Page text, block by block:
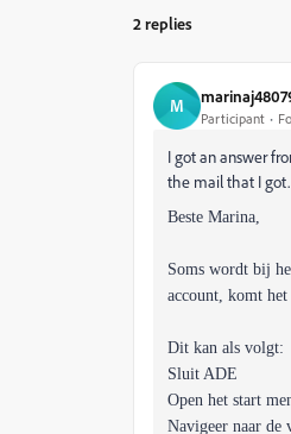
2 replies
M
Participant
I got an answer
the mail that I got.
Beste Marina,
Soms wordt bij
account, komt
Dit kan als volgt:
Sluit ADE
Open het start
Navigeer naar de